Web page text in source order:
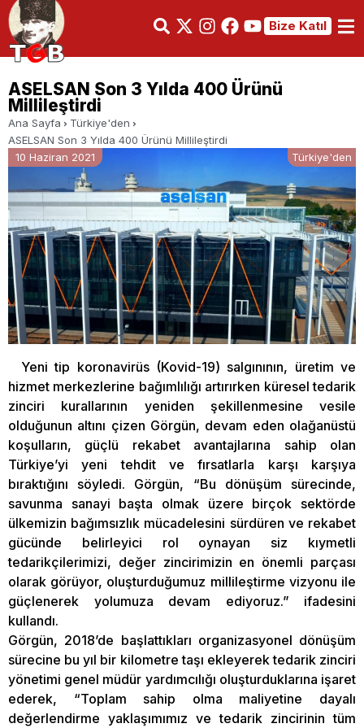
Bize Katıl
ASELSAN Son 3 Yılda 400 Ürünü
Millileştirdi
Ana Sayfa
Türkiye'den
ASELSAN Son 3 Yılda 400 Ürünü Millileştirdi
10 Haziran 2021
Türkiye'den
Yeni tip koronavirüs (Kovid-19) salgınının, üretim ve
hizmet merkezlerine bağımlılığı artırırken küresel tedarik
zinciri kurallarının yeniden şekillenmesine vesile
olduğunun altını çizen Görgün, devam eden olağanüstü
koşulların, güçlü rekabet avantajlarına sahip olan
Türkiye’yi yeni tehdit ve fırsatlarla karşı karşıya
bıraktığını söyledi. Görgün, “Bu dönüşüm sürecinde,
savunma sanayi başta olmak üzere birçok sektörde
ülkemizin bağımsızlık mücadelesini sürdüren ve rekabet
gücünde belirleyici rol oynayan siz kıymetli
tedarikçilerimizi, değer zincirimizin en önemli parçası
olarak görüyor, oluşturduğumuz millileştirme vizyonu ile
güçlenerek yolumuza devam ediyoruz.” ifadesini
kullandı.
Görgün, 2018’de başlattıkları organizasyonel dönüşüm
sürecine bu yıl bir kilometre taşı ekleyerek tedarik zinciri
yönetimi genel müdür yardımcılığı oluşturduklarına işaret
ederek, “Toplam sahip olma maliyetine dayalı
değerlendirme yaklaşımımız ve tedarik zincirinin tüm